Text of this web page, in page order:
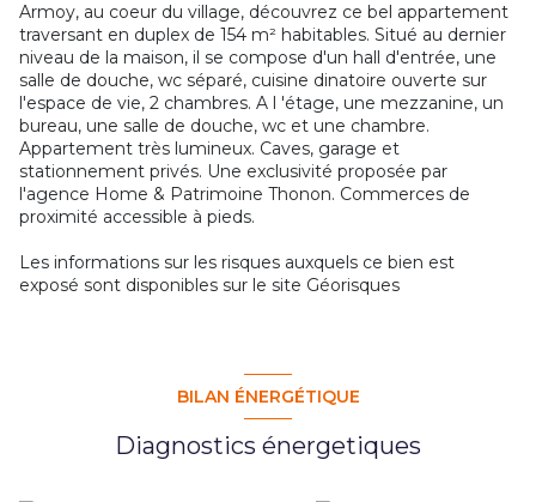
Armoy, au coeur du village, découvrez ce bel appartement
traversant en duplex de 154 m² habitables. Situé au dernier
niveau de la maison, il se compose d'un hall d'entrée, une
salle de douche, wc séparé, cuisine dinatoire ouverte sur
l'espace de vie, 2 chambres. A l 'étage, une mezzanine, un
bureau, une salle de douche, wc et une chambre.
Appartement très lumineux. Caves, garage et
stationnement privés. Une exclusivité proposée par
l'agence Home & Patrimoine Thonon. Commerces de
proximité accessible à pieds.
Les informations sur les risques auxquels ce bien est
exposé sont disponibles sur le site Géorisques
BILAN ÉNERGÉTIQUE
Diagnostics énergetiques